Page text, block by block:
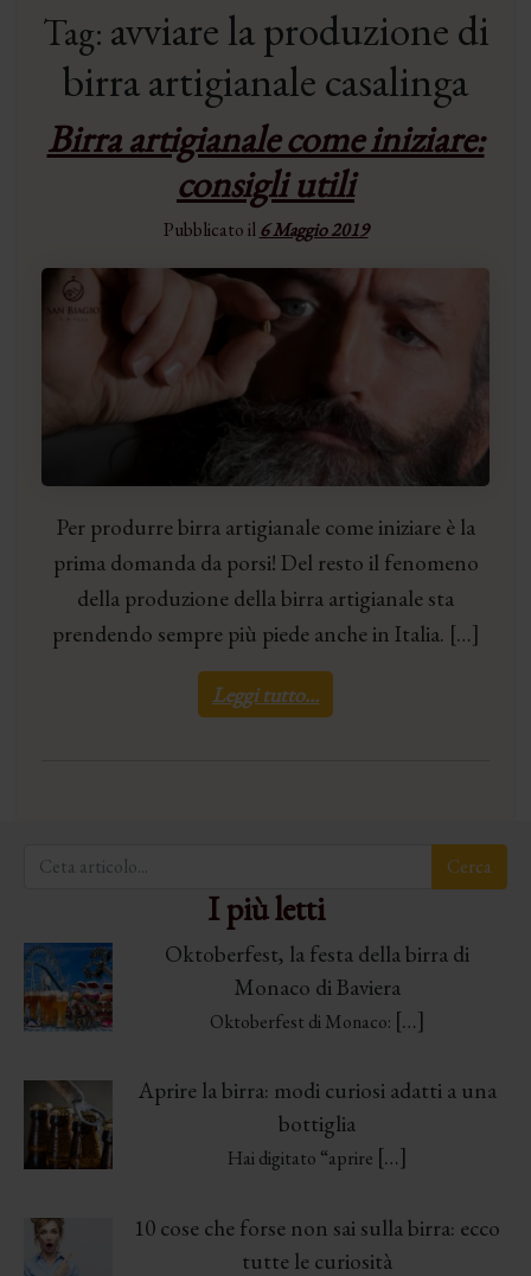
Tag: avviare la produzione di
birra artigianale casalinga
Birra artigianale come iniziare:
consigli utili
Pubblicato il6 Maggio 2019
Per produrre birra artigianale come iniziare è la
prima domanda da porsi! Del resto il fenomeno
della produzione della birra artigianale sta
prendendo sempre più piede anche in Italia. […]
Leggi tutto…
I più letti
Oktoberfest, la festa della birra di
Monaco di Baviera
Oktoberfest di Monaco: […]
Aprire la birra: modi curiosi adatti a una
bottiglia
Hai digitato “aprire […]
10 cose che forse non sai sulla birra: ecco
tutte le curiosità